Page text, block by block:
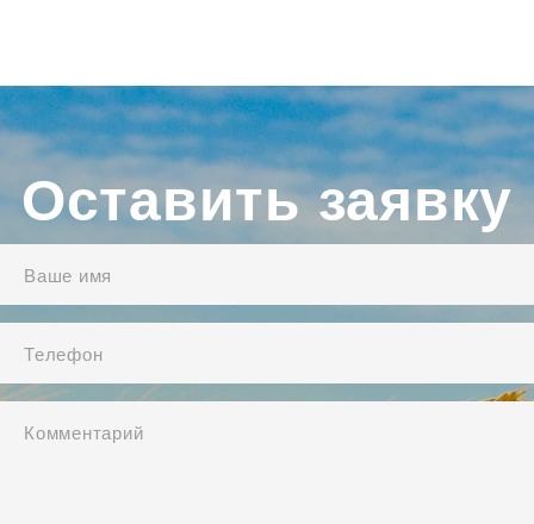
Оставить заявку